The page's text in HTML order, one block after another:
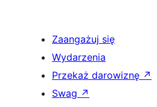
Zaangażuj się
Wydarzenia
Przekaż darowiznę ↗
Swag ↗